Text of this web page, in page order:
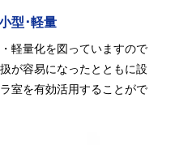
型･軽量
軽量化を図っていますので
が容易になったとともに設
室を有効活用することがで